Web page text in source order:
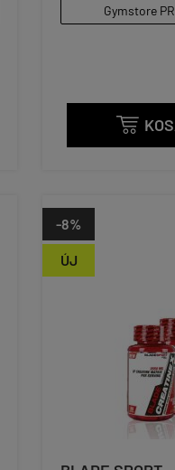
Gymstore

ÚJ
-8%